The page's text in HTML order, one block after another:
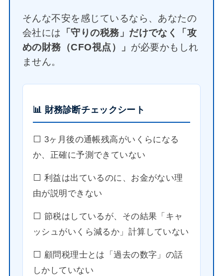
そんな不安を感じているなら、あなたの
会社には 「守りの税務」だけでなく「攻
めの財務（CFO視点）」 が必要かもしれ
ません。
📊 財務診断チェックシート
⬜️ 3ヶ月後の通帳残高がいくらになる
か、正確に予測できていない
⬜️ 利益は出ているのに、お金がない理
由が説明できない
⬜️ 節税はしているが、その結果「キャ
ッシュがいくら減るか」計算していない
⬜️ 顧問税理士とは「過去の数字」の話
しかしていない